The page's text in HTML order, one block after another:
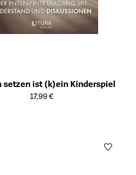
setzen ist (k)ein Kinderspiel
des Produkts
17,99 €